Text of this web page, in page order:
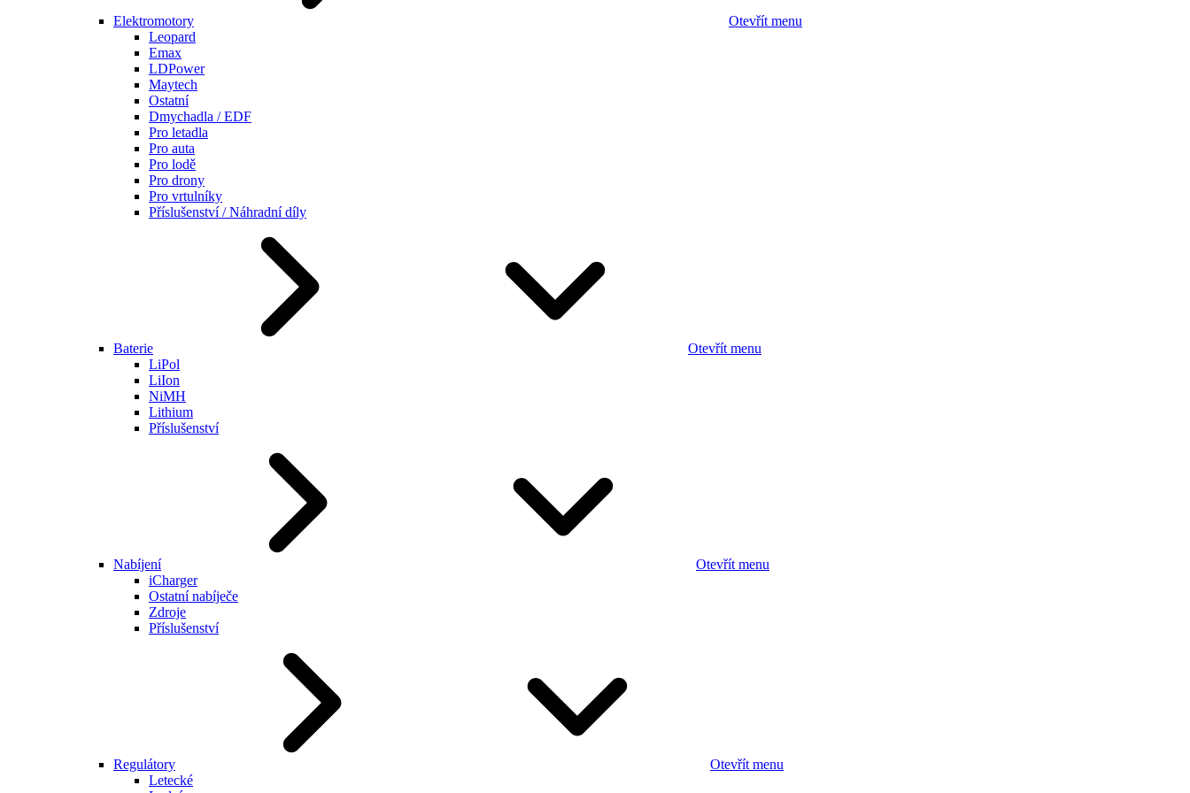
Elektromotory
Otevřít menu
Leopard
Emax
LDPower
Maytech
Ostatní
Dmychadla / EDF
Pro letadla
Pro auta
Pro lodě
Pro drony
Pro vrtulníky
Příslušenství / Náhradní díly
Baterie
Otevřít menu
LiPol
LiIon
NiMH
Lithium
Příslušenství
Nabíjení
Otevřít menu
iCharger
Ostatní nabíječe
Zdroje
Příslušenství
Regulátory
Otevřít menu
Letecké